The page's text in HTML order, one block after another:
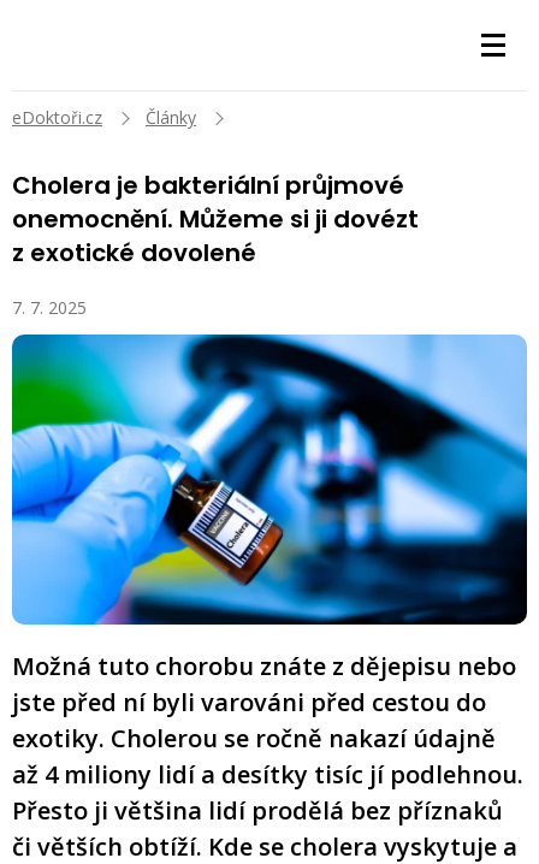
eDoktoři.cz Články
Cholera je bakteriální průjmové
onemocnění. Můžeme si ji dovézt
z exotické dovolené
7. 7. 2025
Možná tuto chorobu znáte z dějepisu nebo
jste před ní byli varováni před cestou do
exotiky. Cholerou se ročně nakazí údajně
až 4 miliony lidí a desítky tisíc jí podlehnou.
Přesto ji většina lidí prodělá bez příznaků
či větších obtíží. Kde se cholera vyskytuje a